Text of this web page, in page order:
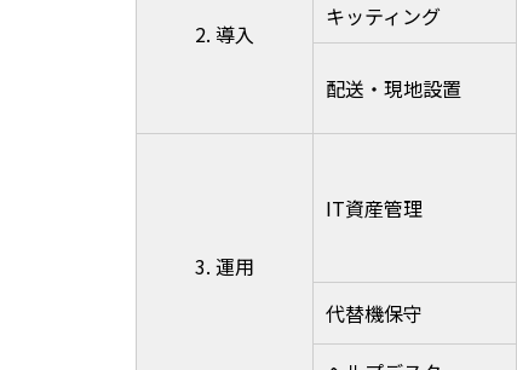
2. 導入
キッティング
配送・現地設置
3. 運用
IT資産管理
代替機保守